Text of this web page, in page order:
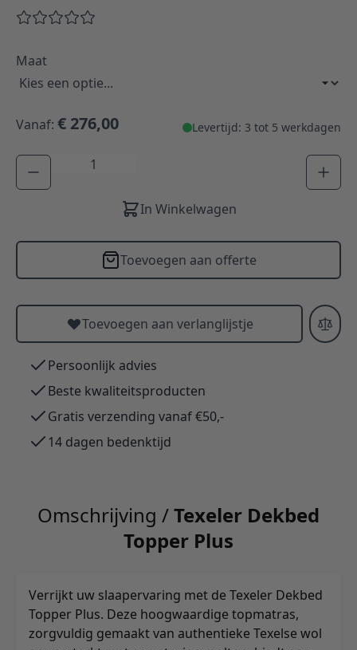
Maat
Vanaf: € 276,00 Levertijd: 3 tot 5 werkdagen
Aantal
In Winkelwagen
Toevoegen aan offerte
Toevoegen aan verlanglijstje
Persoonlijk advies
Beste kwaliteitsproducten
Gratis verzending vanaf €50,-
14 dagen bedenktijd
Omschrijving /Texeler Dekbed
Topper Plus
Verrijkt uw slaapervaring met de Texeler Dekbed
Topper Plus. Deze hoogwaardige topmatras,
zorgvuldig gemaakt van authentieke Texelse wol